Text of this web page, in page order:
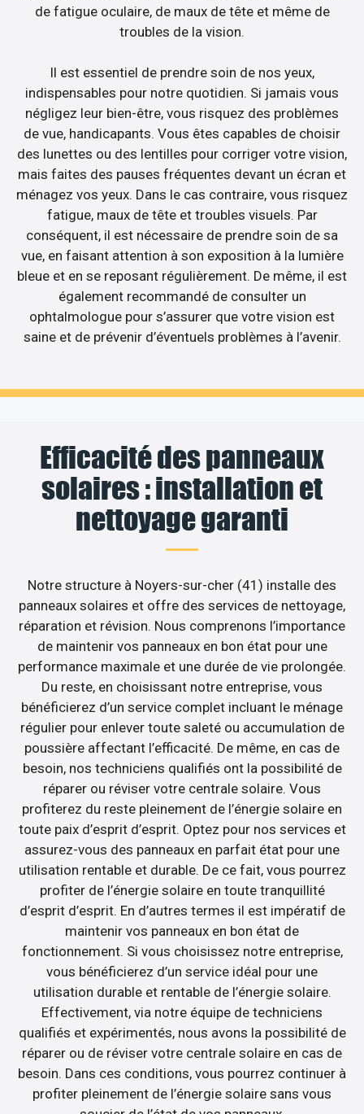
de fatigue oculaire, de maux de tête et même de
troubles de la vision.
Il est essentiel de prendre soin de nos yeux,
indispensables pour notre quotidien. Si jamais vous
négligez leur bien-être, vous risquez des problèmes
de vue, handicapants. Vous êtes capables de choisir
des lunettes ou des lentilles pour corriger votre vision,
mais faites des pauses fréquentes devant un écran et
ménagez vos yeux. Dans le cas contraire, vous risquez
fatigue, maux de tête et troubles visuels. Par
conséquent, il est nécessaire de prendre soin de sa
vue, en faisant attention à son exposition à la lumière
bleue et en se reposant régulièrement. De même, il est
également recommandé de consulter un
ophtalmologue pour s’assurer que votre vision est
saine et de prévenir d’éventuels problèmes à l’avenir.
Efficacité des panneaux
solaires : installation et
nettoyage garanti
Notre structure à Noyers-sur-cher (41) installe des
panneaux solaires et offre des services de nettoyage,
réparation et révision. Nous comprenons l’importance
de maintenir vos panneaux en bon état pour une
performance maximale et une durée de vie prolongée.
Du reste, en choisissant notre entreprise, vous
bénéficierez d’un service complet incluant le ménage
régulier pour enlever toute saleté ou accumulation de
poussière affectant l’efficacité. De même, en cas de
besoin, nos techniciens qualifiés ont la possibilité de
réparer ou réviser votre centrale solaire. Vous
profiterez du reste pleinement de l’énergie solaire en
toute paix d’esprit d’esprit. Optez pour nos services et
assurez-vous des panneaux en parfait état pour une
utilisation rentable et durable. De ce fait, vous pourrez
profiter de l’énergie solaire en toute tranquillité
d’esprit d’esprit. En d’autres termes il est impératif de
maintenir vos panneaux en bon état de
fonctionnement. Si vous choisissez notre entreprise,
vous bénéficierez d’un service idéal pour une
utilisation durable et rentable de l’énergie solaire.
Effectivement, via notre équipe de techniciens
qualifiés et expérimentés, nous avons la possibilité de
réparer ou de réviser votre centrale solaire en cas de
besoin. Dans ces conditions, vous pourrez continuer à
profiter pleinement de l’énergie solaire sans vous